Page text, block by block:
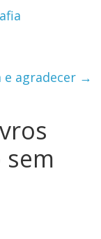
e agradecer →